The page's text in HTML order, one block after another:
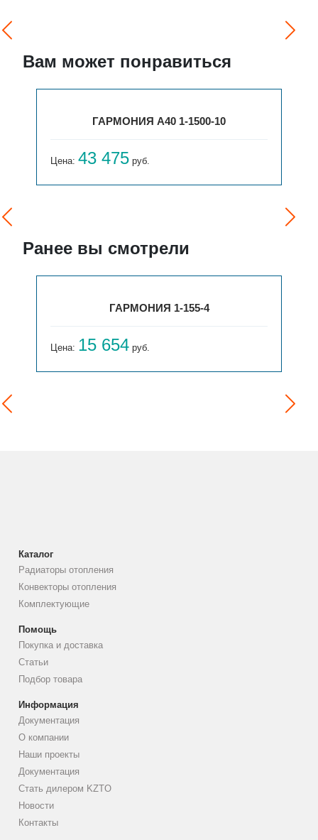
Вам может понравиться
ГАРМОНИЯ А40 1-1500-10
Цена:43 475 руб.
Ранее вы смотрели
ГАРМОНИЯ 1-155-4
Цена: 15 654 руб.
Каталог
Радиаторы отопления
Конвекторы отопления
Комплектующие
Помощь
Покупка и доставка
Статьи
Подбор товара
Информация
Документация
О компании
Наши проекты
Документация
Стать дилером KZTO
Новости
Контакты